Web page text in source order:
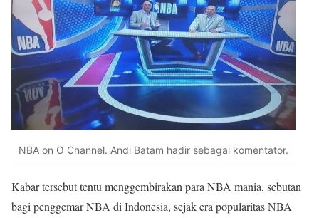
NBA on O Channel. Andi Batam hadir sebagai komentator.
Kabar tersebut tentu menggembirakan para NBA mania, sebutan
bagi penggemar NBA di Indonesia, sejak era popularitas NBA